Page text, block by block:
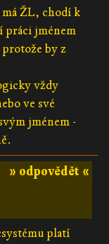
ŽL, chodí k
práci jménem
by z
vždy
ve své
jménem -
» odpovědět «
platí